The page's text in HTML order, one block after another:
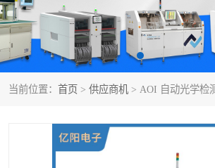
当前位置： 首页 > 供应商机 > AOI 自动光学检
NeoHorizon全自动锡膏印
刷机
选择性
回流焊HOTFLOW 3/20e 波峰焊
BGA返修台HR600/2 自动光
自动X射线检测机TR7600 组装电
TR5001
XS全自